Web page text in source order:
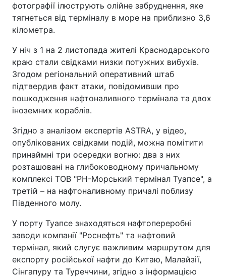
фотографії ілюструють олійне забруднення, яке
тягнеться від терміналу в море на приблизно 3,6
кілометра.
У ніч з 1 на 2 листопада жителі Краснодарського
краю стали свідками низки потужних вибухів.
Згодом регіональний оперативний штаб
підтвердив факт атаки, повідомивши про
пошкодження нафтоналивного термінала та двох
іноземних кораблів.
Згідно з аналізом експертів ASTRA, у відео,
опублікованих свідками подій, можна помітити
принаймні три осередки вогню: два з них
розташовані на глибоководному причальному
комплексі ТОВ "РН-Морський термінал Туапсе", а
третій – на нафтоналивному причалі поблизу
Південного молу.
У порту Туапсе знаходяться нафтопереробні
заводи компанії "Роснефть" та нафтовий
термінал, який слугує важливим маршрутом для
експорту російської нафти до Китаю, Малайзії,
Сінгапуру та Туреччини, згідно з інформацією